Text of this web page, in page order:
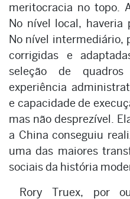
meritocracia no topo.
No nível local, haveria
No nível intermediário,
corrigidas e
seleção de
experiência
e capacidade de
mas não desprezível.
a China conseguiu
uma das maiores
sociais da história
Rory Truex, por